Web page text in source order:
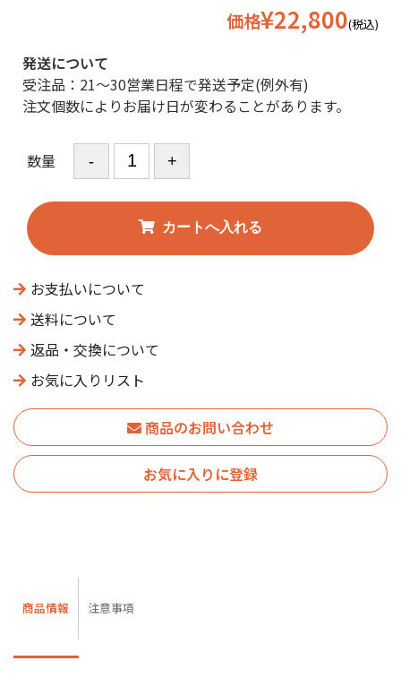
価格¥22,800(税込)
発送について
受注品：21〜30営業日程で発送予定(例外有)
注文個数によりお届け日が変わることがあります。
数量
お支払いについて
送料について
返品・交換について
お気に入りリスト
商品のお問い合わせ
お気に入りに登録
商品情報 注意事項